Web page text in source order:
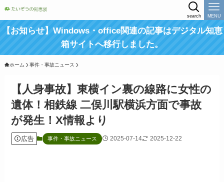
search MENU
【お知らせ】Windows・office関連の記事はデジタル知恵
箱サイトへ移行しました。
ホーム 事件・事故ニュース
【人身事故】東横イン裏の線路に女性の
遺体！相鉄線 二俣川駅横浜方面で事故
が発生！X情報より
広告 事件・事故ニュース 2025-07-14 2025-12-22